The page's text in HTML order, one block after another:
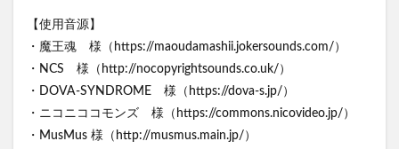
【使用音源】
・魔王魂 様（https://maoudamashii.jokersounds.com/）
・NCS 様（http://nocopyrightsounds.co.uk/）
・DOVA-SYNDROME 様（https://dova-s.jp/）
・ニコニココモンズ 様（https://commons.nicovideo.jp/）
・MusMus 様（http://musmus.main.jp/）